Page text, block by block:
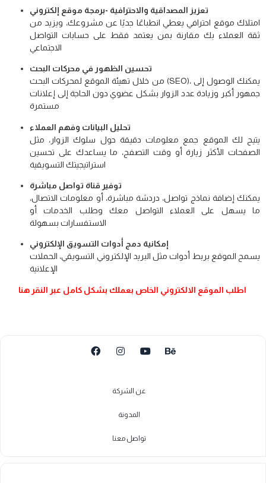
تعزيز المصداقية والاحترافية -برمجة موقع إلكتروني
امتلاك موقع احترافي يعطي انطباعًا جديًا عن مشروعك، ويزيد من
ثقة العملاء بك مقارنة بمن يعتمد فقط على حسابات التواصل
الاجتماعي
تحسين الظهور في محركات البحث
من خلال تهيئة الموقع لمحركات البحث (SEO)، يمكنك الوصول إلى
جمهور أكبر وزيادة عدد الزوار بشكل عضوي دون الحاجة إلى إعلانات
مستمرة
تحليل البيانات وفهم العملاء
يتيح لك الموقع جمع معلومات دقيقة حول سلوك الزوار، مثل
الصفحات الأكثر زيارة أو وقت التصفح، ما يساعدك على تحسين
استراتيجيتك التسويقية
توفير قناة تواصل مباشرة
يمكنك إضافة نماذج تواصل، دردشة مباشرة، أو معلومات الاتصال،
ما يسهل على العملاء التواصل معك وطلب الخدمات أو
الاستفسارات بسهولة
إمكانية دمج أدوات التسويق الإلكتروني
يسمح الموقع بربط أدوات مثل البريد الإلكتروني التسويقي، الحملات
الإعلانية
عن الشركة
المدونة
تواصل معنا